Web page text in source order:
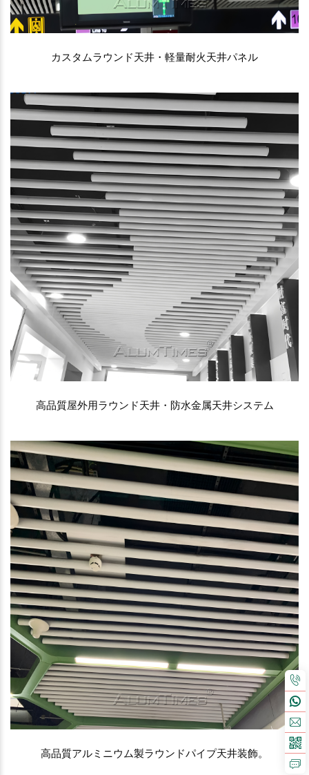
カスタムラウンド天井・軽量耐火天井パネル
高品質屋外用ラウンド天井・防水金属天井システム
高品質アルミニウム製ラウンドパイプ天井装飾。